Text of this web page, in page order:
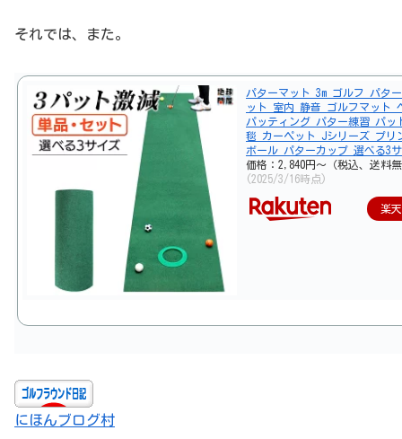
それでは、また。
パターマット 3m ゴルフ パタ
ット 室内 静音 ゴルフマット
パッティング パター練習 パッ
毯 カーペット Jシリーズ プリ
ボール パターカップ 選べる3
価格：2,840円～（税込、送料
(2025/3/16時点)
楽
にほんブログ村